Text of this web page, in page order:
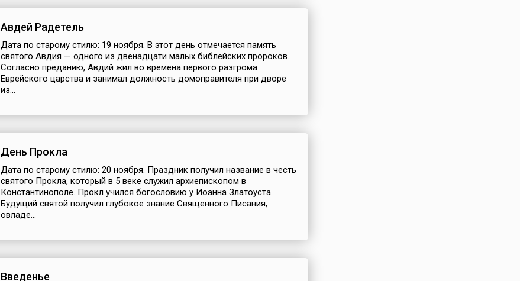
Авдей Радетель
Дата по старому стилю: 19 ноября. В этот день отмечается память
святого Авдия — одного из двенадцати малых библейских пророков.
Согласно преданию, Авдий жил во времена первого разгрома
Еврейского царства и занимал должность домоправителя при дворе
из...
День Прокла
Дата по старому стилю: 20 ноября. Праздник получил название в честь
святого Прокла, который в 5 веке служил архиепископом в
Константинополе. Прокл учился богословию у Иоанна Златоуста.
Будущий святой получил глубокое знание Священного Писания,
овладе...
Введенье